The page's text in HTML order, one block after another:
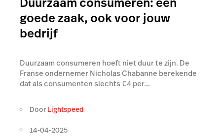
goede zaak, ook voor jouw
bedrijf
Duurzaam consumeren hoeft niet duur te zijn. De
Franse ondernemer Nicholas Chabanne berekende
dat als consumenten slechts €4 per...
Door Lightspeed
14-04-2025